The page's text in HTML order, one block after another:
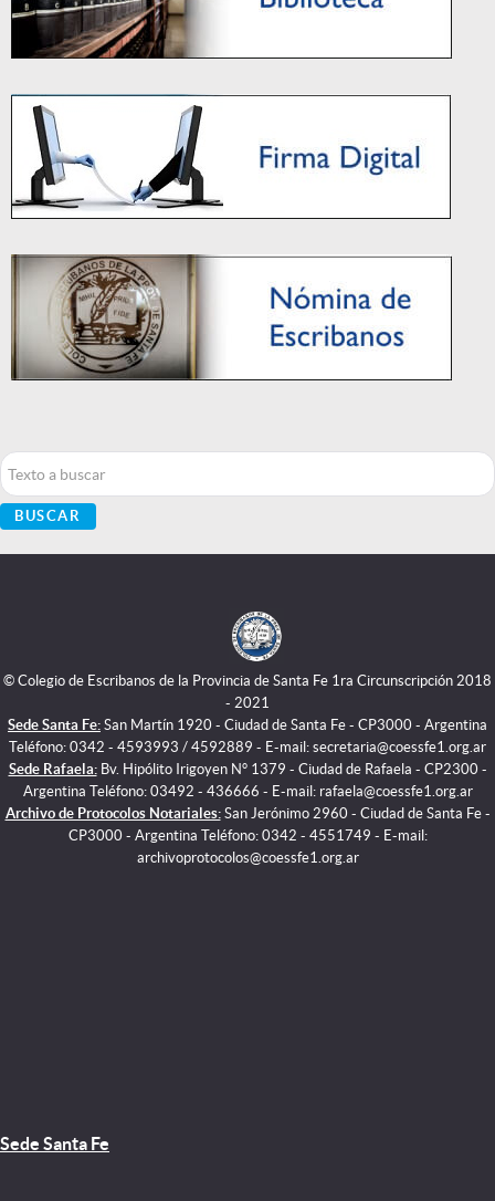
Buscar...
BUSCAR
© Colegio de Escribanos de la Provincia de Santa Fe 1ra Circunscripción 2018
- 2021
Sede Santa Fe: San Martín 1920 - Ciudad de Santa Fe - CP3000 - Argentina
Teléfono: 0342 - 4593993 / 4592889 - E-mail: secretaria@coessfe1.org.ar
Sede Rafaela:Bv. Hipólito Irigoyen N° 1379 - Ciudad de Rafaela - CP2300 -
Argentina Teléfono: 03492 - 436666 - E-mail: rafaela@coessfe1.org.ar
Archivo de Protocolos Notariales:San Jerónimo 2960 - Ciudad de Santa Fe -
CP3000 - Argentina Teléfono: 0342 - 4551749 - E-mail:
archivoprotocolos@coessfe1.org.ar
Sede Santa Fe